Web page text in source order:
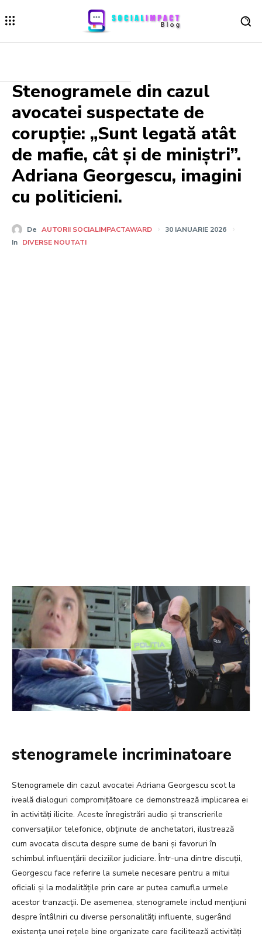
Stenogramele din cazul
avocatei suspectate de
corupție: „Sunt legată atât
de mafie, cât și de miniștri”.
Adriana Georgescu, imagini
cu politicieni.
De AUTORII SOCIALIMPACTAWARD
30 IANUARIE 2026
In DIVERSE NOUTATI
stenogramele incriminatoare
Stenogramele din cazul avocatei Adriana Georgescu scot la
iveală dialoguri compromițătoare ce demonstrează implicarea ei
în activități ilicite. Aceste înregistrări audio și transcrierile
conversațiilor telefonice, obținute de anchetatori, ilustrează
cum avocata discuta despre sume de bani și favoruri în
schimbul influențării deciziilor judiciare. Într-una dintre discuții,
Georgescu face referire la sumele necesare pentru a mitui
oficiali și la modalitățile prin care ar putea camufla urmele
acestor tranzacții. De asemenea, stenogramele includ mențiuni
despre întâlniri cu diverse personalități influente, sugerând
existența unei rețele bine organizate care facilitează activități